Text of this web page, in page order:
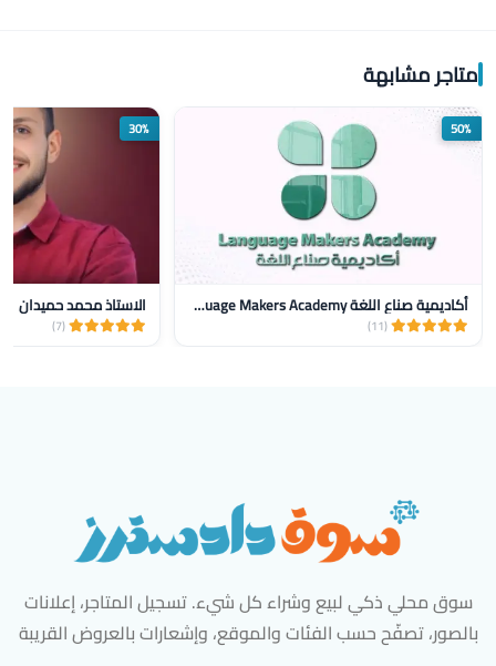
متاجر مشابهة
50%
أكاديمية صناع اللغة Language Makers Academy
(11)
30%
الاستاذ محمد حميدان
(7)
سوق محلي ذكي لبيع وشراء كل شيء. تسجيل المتاجر، إعلانات
بالصور، تصفّح حسب الفئات والموقع، وإشعارات بالعروض القريبة